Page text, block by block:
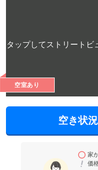
空室あり
空き状
家
価